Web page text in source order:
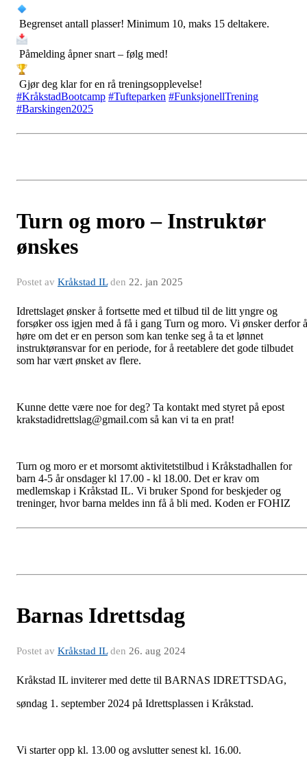
Begrenset antall plasser! Minimum 10, maks 15 deltakere.
Påmelding åpner snart – følg med!
Gjør deg klar for en rå treningsopplevelse!
#KråkstadBootcamp #Tufteparken #FunksjonellTrening
#Barskingen2025
Turn og moro – Instruktør
ønskes
Postet av Kråkstad ILden 22. jan 2025
Idrettslaget ønsker å fortsette med et tilbud til de litt yngre og
forsøker oss igjen med å få i gang Turn og moro. Vi ønsker derfor å
høre om det er en person som kan tenke seg å ta et lønnet
instruktøransvar for en periode, for å reetablere det gode tilbudet
som har vært ønsket av flere.
Kunne dette være noe for deg? Ta kontakt med styret på epost
krakstadidrettslag@gmail.com så kan vi ta en prat!
Turn og moro er et morsomt aktivitetstilbud i Kråkstadhallen for
barn 4-5 år onsdager kl 17.00 - kl 18.00. Det er krav om
medlemskap i Kråkstad IL. Vi bruker Spond for beskjeder og
treninger, hvor barna meldes inn få å bli med. Koden er FOHIZ
Barnas Idrettsdag
Postet av Kråkstad ILden 26. aug 2024
Kråkstad IL inviterer med dette til BARNAS IDRETTSDAG,
søndag 1. september 2024 på Idrettsplassen i Kråkstad.
Vi starter opp kl. 13.00 og avslutter senest kl. 16.00.